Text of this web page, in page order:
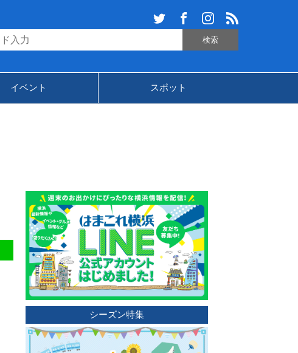
イベント スポット
シーズン特集